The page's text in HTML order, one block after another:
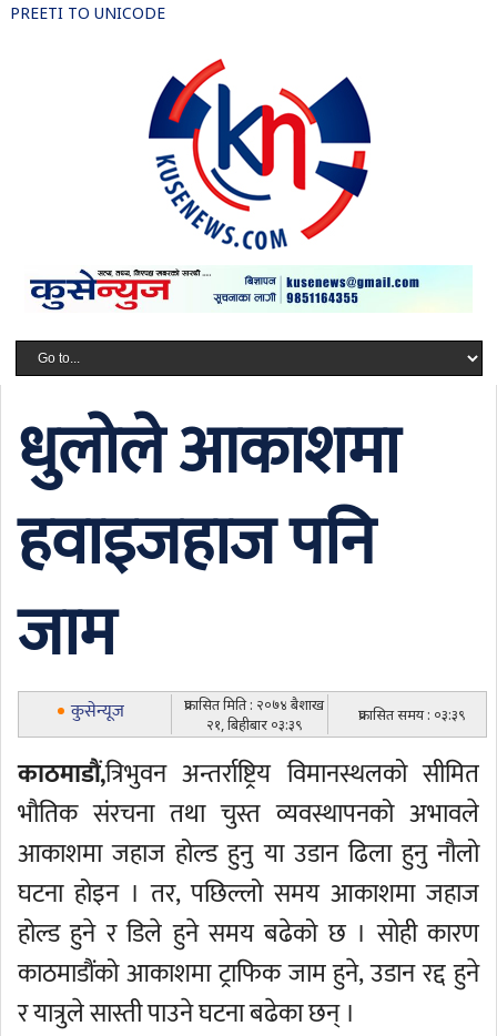
PREETI TO UNICODE
धुलोले आकाशमा
हवाइजहाज पनि
जाम
कुसेन्यूज
प्रकासित मिति : २०७४ बैशाख
२१, बिहीबार ०३:३९
प्रकासित समय : ०३:३९
काठमाडौं,त्रिभुवन अन्तर्राष्ट्रिय विमानस्थलको सीमित
भौतिक संरचना तथा चुस्त व्यवस्थापनको अभावले
आकाशमा जहाज होल्ड हुनु या उडान ढिला हुनु नौलो
घटना होइन । तर, पछिल्लो समय आकाशमा जहाज
होल्ड हुने र डिले हुने समय बढेको छ । सोही कारण
काठमाडौंको आकाशमा ट्राफिक जाम हुने, उडान रद्द हुने
र यात्रुले सास्ती पाउने घटना बढेका छन् ।